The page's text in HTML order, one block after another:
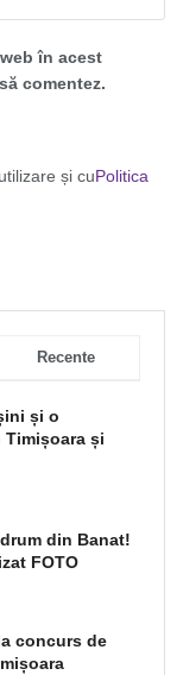
în acest
comentez.
și cuPolitica
Recente
și o
și
din Banat!
FOTO
concurs de